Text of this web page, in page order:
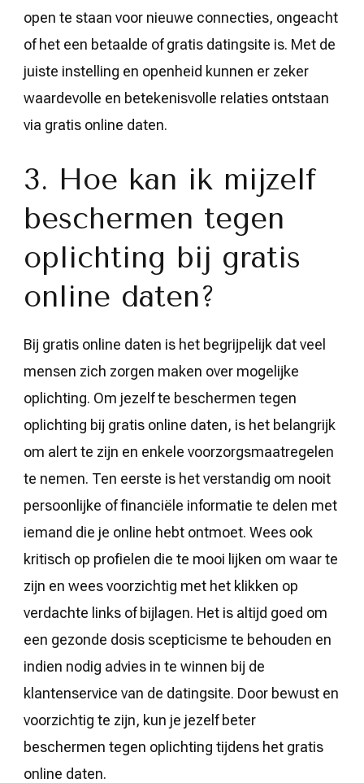
open te staan voor nieuwe connecties, ongeacht
of het een betaalde of gratis datingsite is. Met de
juiste instelling en openheid kunnen er zeker
waardevolle en betekenisvolle relaties ontstaan
via gratis online daten.
3. Hoe kan ik mijzelf
beschermen tegen
oplichting bij gratis
online daten?
Bij gratis online daten is het begrijpelijk dat veel
mensen zich zorgen maken over mogelijke
oplichting. Om jezelf te beschermen tegen
oplichting bij gratis online daten, is het belangrijk
om alert te zijn en enkele voorzorgsmaatregelen
te nemen. Ten eerste is het verstandig om nooit
persoonlijke of financiële informatie te delen met
iemand die je online hebt ontmoet. Wees ook
kritisch op profielen die te mooi lijken om waar te
zijn en wees voorzichtig met het klikken op
verdachte links of bijlagen. Het is altijd goed om
een gezonde dosis scepticisme te behouden en
indien nodig advies in te winnen bij de
klantenservice van de datingsite. Door bewust en
voorzichtig te zijn, kun je jezelf beter
beschermen tegen oplichting tijdens het gratis
online daten.